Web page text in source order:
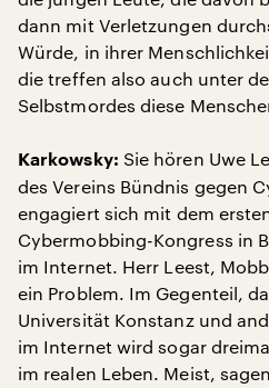
dann mit Verletzungen
Würde, in ihrer
die treffen also auch unter
Selbstmordes diese
Karkowsky: Sie hören Uwe
des Vereins Bündnis gegen
engagiert sich mit dem
Cybermobbing-Kongress in
im Internet. Herr Leest,
ein Problem. Im Gegenteil,
Universität Konstanz und
im Internet wird sogar
im realen Leben. Meist,